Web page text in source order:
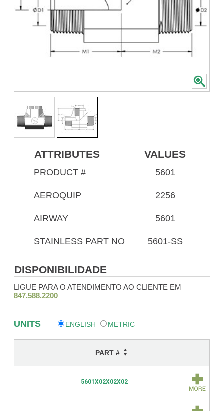
ATTRIBUTES VALUES
PRODUCT # 5601
AEROQUIP 2256
AIRWAY 5601
STAINLESS PART NO 5601-SS
DISPONIBILIDADE
LIGUE PARA O ATENDIMENTO AO CLIENTE EM
847.588.2200
UNITS ENGLISH METRIC
PART #
5601X02X02X02